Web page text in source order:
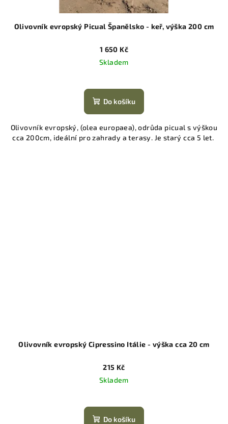
Olivovník evropský Picual Španělsko - keř, výška 200 cm
1 650 Kč
Skladem
Do košíku
Olivovník evropský, (olea europaea), odrůda picual s výškou
cca 200cm, ideální pro zahrady a terasy. Je starý cca 5 let.
Olivovník evropský Cipressino Itálie - výška cca 20 cm
215 Kč
Skladem
Do košíku